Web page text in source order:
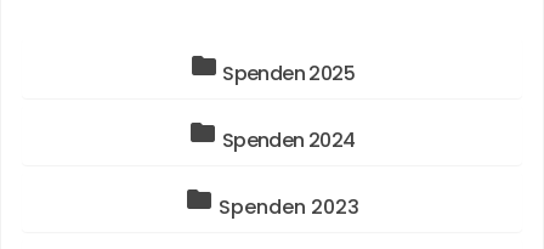
folder Spenden 2025
folder Spenden 2024
folder Spenden 2023